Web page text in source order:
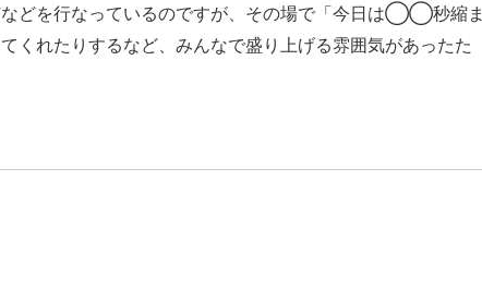
どを行なっているのですが、その場で「今日は◯◯秒縮ま
くれたりするなど、みんなで盛り上げる雰囲気があったた